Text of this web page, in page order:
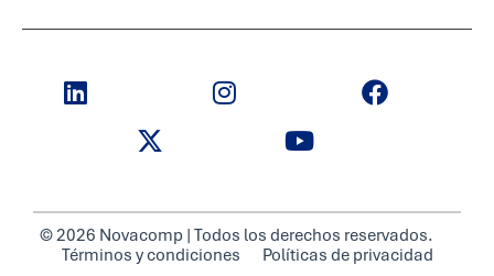
© 2026 Novacomp | Todos los derechos reservados.
Términos y condiciones
Políticas de privacidad